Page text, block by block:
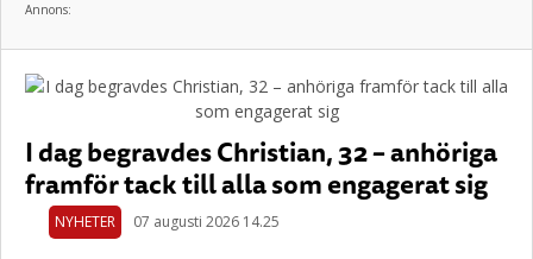
Annons:
I dag begravdes Christian, 32 – anhöriga
framför tack till alla som engagerat sig
NYHETER 07 augusti 2026 14.25